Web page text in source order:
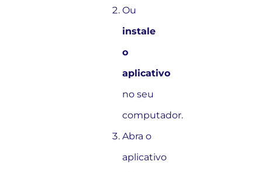
Ou
instale
o
aplicativo
no seu
computador.
Abra o
aplicativo